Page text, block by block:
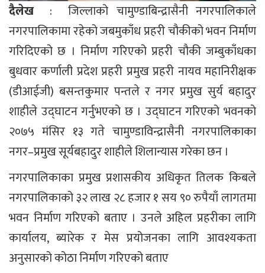
दैलेख : जिल्लाको चामुण्डाबिन्द्रासैनी नगरपालिकाले
नगरपालिकामा रहेको जबमुकाँध प्रहरी चौकीको भवन निर्माण
गरिदिएको छ । निर्माण गरिएको प्रहरी चौकी जम्बुकाँधका
बुधवार कर्णाली प्रदेश प्रहरी प्रमुख प्रहरी नायव महानिरीक्षक
(डीआईजी) बसन्तकुमार पन्तले र नगर प्रमुख सुर्य बहादुर
शाहीले उद्घाटन गर्नुभएको छ । उद्घाटन गरिएको भवनको
२०७५ मंसिर १३ गते चामुण्डाविन्द्रासैनी नगरपालिकाका
नगर–प्रमुख सूर्यबहादुर शाहीले शिलान्यास गरेका छन ।
नगरपालिकाका प्रमुख प्रशासकीय अधिकृत तिलक किबले
नगरपालिकाको ३२ लाख २८ हजार १ सय ९० रुपैयाँ लागतमा
भवन निर्माण गरिएको बताए । उनले अहिल प्रहरीका लागि
कार्यालय, ब्यारेक र मेस प्रयोजनका लागि आवश्यकता
अनुसारको कोठा निर्माण गरिएको बताए